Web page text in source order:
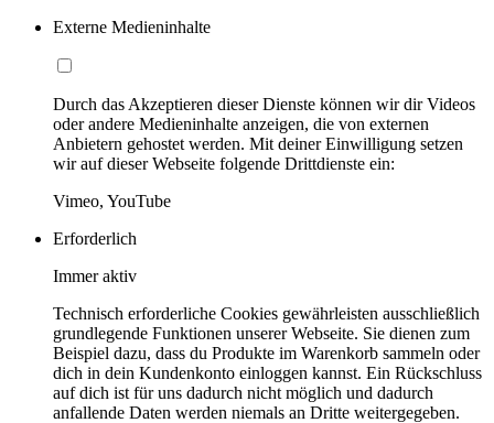
Externe Medieninhalte
Durch das Akzeptieren dieser Dienste können wir dir Videos
oder andere Medieninhalte anzeigen, die von externen
Anbietern gehostet werden. Mit deiner Einwilligung setzen
wir auf dieser Webseite folgende Drittdienste ein:
Vimeo, YouTube
Erforderlich
Immer aktiv
Technisch erforderliche Cookies gewährleisten ausschließlich
grundlegende Funktionen unserer Webseite. Sie dienen zum
Beispiel dazu, dass du Produkte im Warenkorb sammeln oder
dich in dein Kundenkonto einloggen kannst. Ein Rückschluss
auf dich ist für uns dadurch nicht möglich und dadurch
anfallende Daten werden niemals an Dritte weitergegeben.